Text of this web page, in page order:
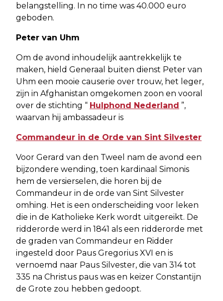
belangstelling. In no time was 40.000 euro
geboden.
Peter van Uhm
Om de avond inhoudelijk aantrekkelijk te
maken, hield Generaal buiten dienst Peter van
Uhm een mooie causerie over trouw, het leger,
zijn in Afghanistan omgekomen zoon en vooral
over de stichting “ Hulphond Nederland ”,
waarvan hij ambassadeur is
Commandeur in de Orde van Sint Silvester
Voor Gerard van den Tweel nam de avond een
bijzondere wending, toen kardinaal Simonis
hem de versierselen, die horen bij de
Commandeur in de orde van Sint Silvester
omhing. Het is een onderscheiding voor leken
die in de Katholieke Kerk wordt uitgereikt. De
ridderorde werd in 1841 als een ridderorde met
de graden van Commandeur en Ridder
ingesteld door Paus Gregorius XVI en is
vernoemd naar Paus Silvester, die van 314 tot
335 na Christus paus was en keizer Constantijn
de Grote zou hebben gedoopt.